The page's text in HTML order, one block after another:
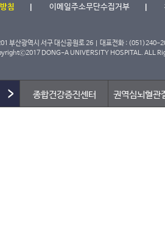
종합건강증진센터 권역심뇌혈관
침 이메일주소무단수집거부
부산광역시 서구 대신공원로 26 | 대표전화 :
DONG-A UNIVERSITY HOSPITAL. ALL